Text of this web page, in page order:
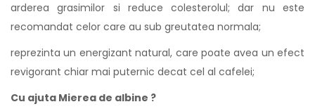
arderea grasimilor si reduce colesterolul; dar nu este
recomandat celor care au sub greutatea normala;
reprezinta un energizant natural, care poate avea un efect
revigorant chiar mai puternic decat cel al cafelei;
Cu ajuta Mierea de albine ?